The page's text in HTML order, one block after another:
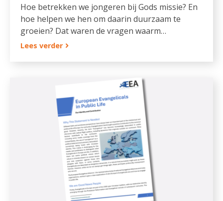
Hoe betrekken we jongeren bij Gods missie? En
hoe helpen we hen om daarin duurzaam te
groeien? Dat waren de vragen waarm…
Lees verder